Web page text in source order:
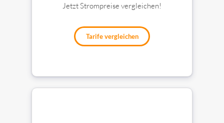
Jetzt Strompreise vergleichen!
Tarife vergleichen